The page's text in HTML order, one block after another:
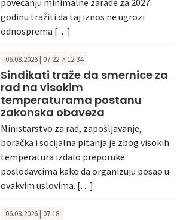
godinu tražiti da taj iznos ne ugrozi
odnosprema […]
06.08.2026 | 07:22 > 12:34
Sindikati traže da smernice za
rad na visokim
temperaturama postanu
zakonska obaveza
Ministarstvo za rad, zapošljavanje,
boračka i socijalna pitanja je zbog visokih
temperatura izdalo preporuke
poslodavcima kako da organizuju posao u
ovakvim uslovima. […]
06.08.2026 | 07:18